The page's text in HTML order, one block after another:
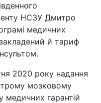
НСЗУ Дмитро
медичних
й тариф
2020 року надання
мозковому
медичних гарантій